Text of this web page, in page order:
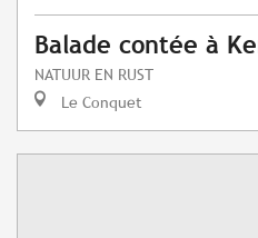
Balade contée à
NATUUR EN RUST
Le Conquet